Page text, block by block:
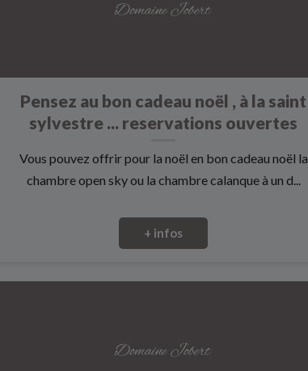
Pensez au bon cadeau noël , à la saint
sylvestre ... reservations ouvertes
Vous pouvez offrir pour la noël en bon cadeau noël la
chambre open sky ou la chambre calanque à un d...
+ infos